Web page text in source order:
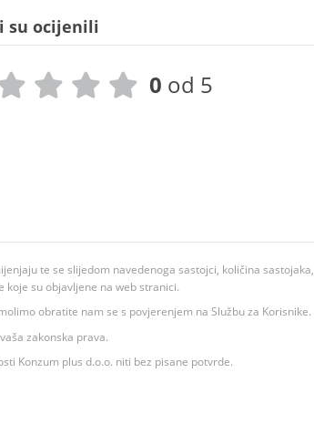
su ocijenili
0 od 5
te se slijedom navedenoga sastojci, količina
su objavljene na web stranici.
obratite nam se s povjerenjem na Službu za Korisnike.
zakonska prava.
Konzum plus d.o.o. niti bez pisane potvrde.